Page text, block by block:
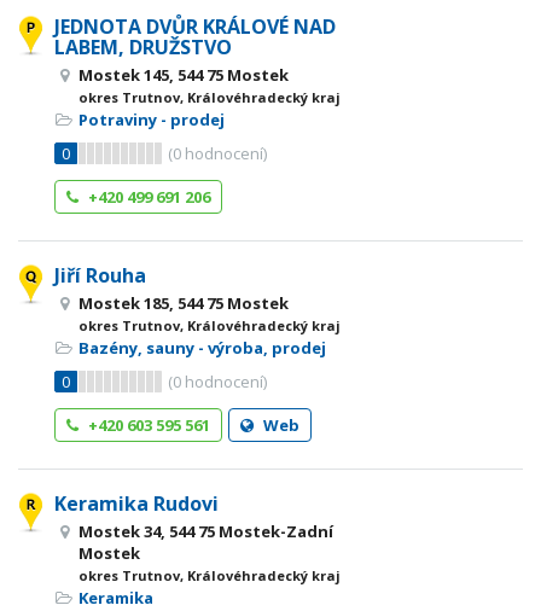
JEDNOTA DVŮR KRÁLOVÉ NAD
LABEM, DRUŽSTVO
Mostek 145, 544 75 Mostek
okres Trutnov, Královéhradecký kraj
Potraviny - prodej
0
(0 hodnocení)
+420 499 691 206
Jiří Rouha
Mostek 185, 544 75 Mostek
okres Trutnov, Královéhradecký kraj
Bazény, sauny - výroba, prodej
0
(0 hodnocení)
+420 603 595 561
Web
Keramika Rudovi
Mostek 34, 544 75 Mostek-Zadní
Mostek
okres Trutnov, Královéhradecký kraj
Keramika